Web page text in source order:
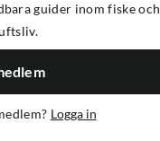
guider inom fiske och
Logga in